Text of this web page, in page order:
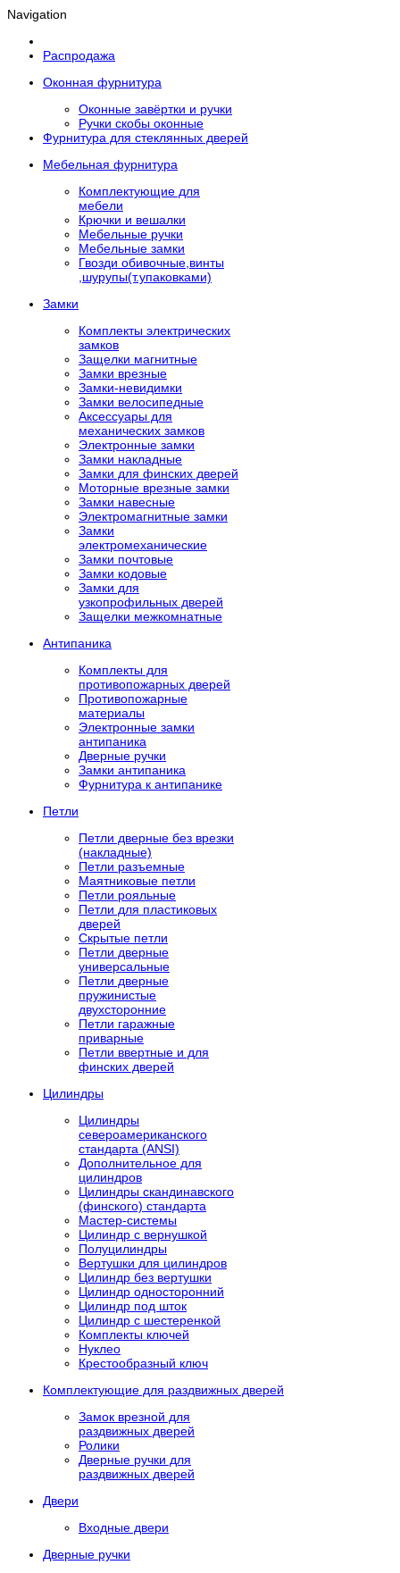
Navigation
Распродажа
Оконная фурнитура
Оконные завёртки и ручки
Ручки скобы оконные
Фурнитура для стеклянных дверей
Мебельная фурнитура
Комплектующие для
мебели
Крючки и вешалки
Мебельные ручки
Мебельные замки
Гвозди обивочные,винты
,шурупы(т.упаковками)
Замки
Комплекты электрических
замков
Защелки магнитные
Замки врезные
Замки-невидимки
Замки велосипедные
Аксессуары для
механических замков
Электронные замки
Замки накладные
Замки для финских дверей
Моторные врезные замки
Замки навесные
Электромагнитные замки
Замки
электромеханические
Замки почтовые
Замки кодовые
Замки для
узкопрофильных дверей
Защелки межкомнатные
Антипаника
Комплекты для
противопожарных дверей
Противопожарные
материалы
Электронные замки
антипаника
Дверные ручки
Замки антипаника
Фурнитура к антипанике
Петли
Петли дверные без врезки
(накладные)
Петли разъемные
Маятниковые петли
Петли рояльные
Петли для пластиковых
дверей
Скрытые петли
Петли дверные
универсальные
Петли дверные
пружинистые
двухсторонние
Петли гаражные
приварные
Петли ввертные и для
финских дверей
Цилиндры
Цилиндры
североамериканского
стандарта (ANSI)
Дополнительное для
цилиндров
Цилиндры скандинавского
(финского) стандарта
Мастер-системы
Цилиндр с вернушкой
Полуцилиндры
Вертушки для цилиндров
Цилиндр без вертушки
Цилиндр односторонний
Цилиндр под шток
Цилиндр с шестеренкой
Комплекты ключей
Нуклео
Крестообразный ключ
Комплектующие для раздвижных дверей
Замок врезной для
раздвижных дверей
Ролики
Дверные ручки для
раздвижных дверей
Двери
Входные двери
Дверные ручки